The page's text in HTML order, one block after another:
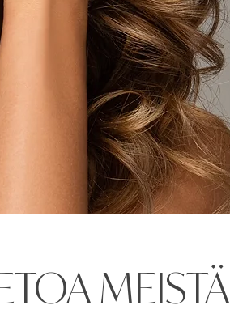
MEISTÄ